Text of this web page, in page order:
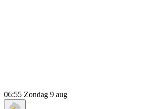
06:55 Zondag 9 aug